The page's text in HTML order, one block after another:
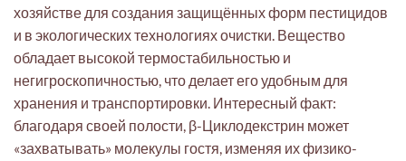
хозяйстве для создания защищённых форм пестицидов
и в экологических технологиях очистки. Вещество
обладает высокой термостабильностью и
негигроскопичностью, что делает его удобным для
хранения и транспортировки. Интересный факт:
благодаря своей полости, β-Циклодекстрин может
«захватывать» молекулы гостя, изменяя их физико-